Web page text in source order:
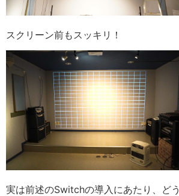
スクリーン前もスッキリ！
実は前述のSwitchの導入にあたり、どう